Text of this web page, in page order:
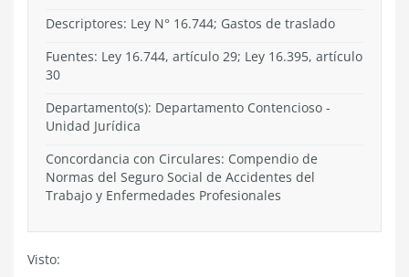
Descriptores: Ley N° 16.744; Gastos de traslado
Fuentes: Ley 16.744, artículo 29; Ley 16.395, artículo
30
Departamento(s): Departamento Contencioso -
Unidad Jurídica
Concordancia con Circulares: Compendio de
Normas del Seguro Social de Accidentes del
Trabajo y Enfermedades Profesionales
Visto: